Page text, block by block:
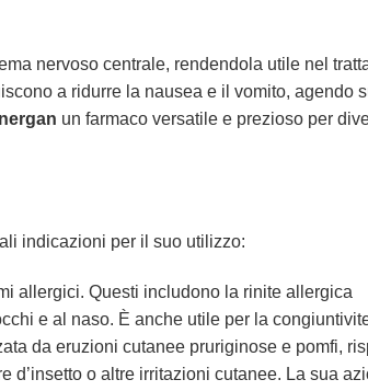
nervoso centrale, rendendola utile nel
a ridurre la nausea e il vomito, agendo
un farmaco versatile e prezioso per
indicazioni per il suo utilizzo:
allergici. Questi includono la rinite allergica
e al naso. È anche utile per la
da eruzioni cutanee pruriginose e pomfi,
d’insetto o altre irritazioni cutanee. La sua